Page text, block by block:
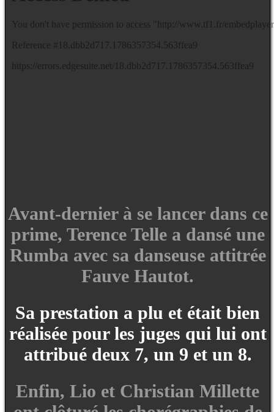
Avant-dernier à se lancer dans ce
prime, Terence Telle a dansé une
Rumba avec sa danseuse attitrée
Fauve Hautot.
Sa prestation a plu et était bien
réalisée pour les juges qui lui ont
attribué deux 7, un 9 et un 8.
Enfin, Lio et Christian Millette